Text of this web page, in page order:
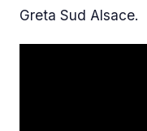
Greta Sud Alsace.